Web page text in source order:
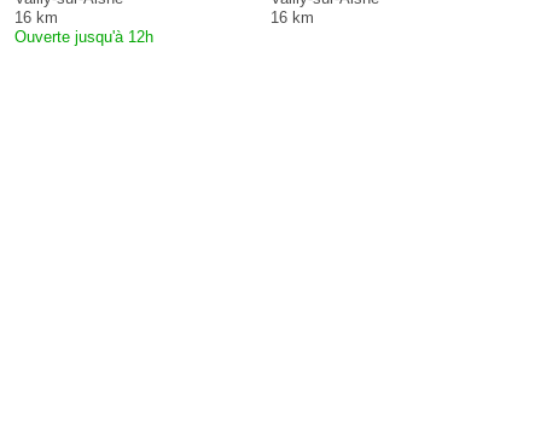
16 km
Ouverte jusqu'à 12h
16 km